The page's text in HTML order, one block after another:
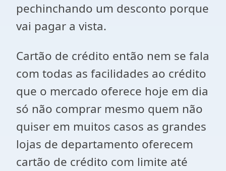
pechinchando um desconto porque
vai pagar a vista.
Cartão de crédito então nem se fala
com todas as facilidades ao crédito
que o mercado oferece hoje em dia
só não comprar mesmo quem não
quiser em muitos casos as grandes
lojas de departamento oferecem
cartão de crédito com limite até